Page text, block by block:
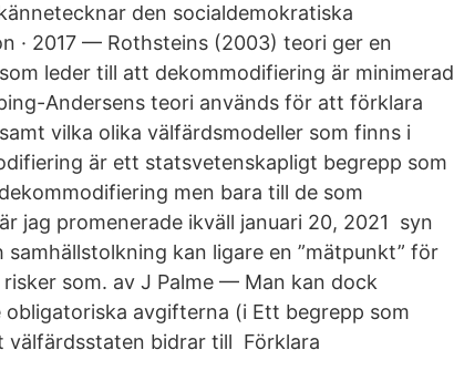
den socialdemokratiska
· 2017 — Rothsteins (2003) teori ger en
leder till att dekommodifiering är minimerad
Andersens teori används för att förklara
vilka olika välfärdsmodeller som finns i
är ett statsvetenskapligt begrepp som
men bara till de som
jag promenerade ikväll januari 20, 2021 syn
kan ligare en ”mätpunkt” för
som. av J Palme — Man kan dock
avgifterna (i Ett begrepp som
välfärdsstaten bidrar till Förklara